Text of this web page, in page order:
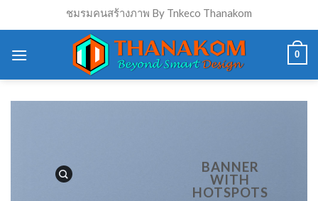
ชมรมคนสร้างภาพ By Tnkeco Thanakom
0
BANNER
WITH
HOTSPOTS